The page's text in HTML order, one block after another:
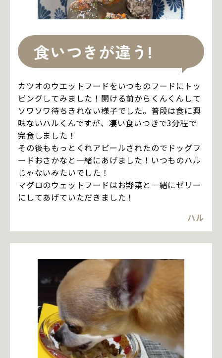
食いつきが違う!
カツオのウエットフードをいつものフードにトッ
ピングしてみました！開ける前からくんくんして
ソワソワ待ちきれない様子でした。普段は食に興
味ないハルくんですが、凄い食いつきで3分程で
完食しました！
その後ももっとくれアピールされたのでドッグフ
ードおさかなと一緒にあげました！いつものハル
じゃないみたいでした！
マグロのウェットフードはお野菜と一緒にゼリー
にしてあげていただきました！
ハル